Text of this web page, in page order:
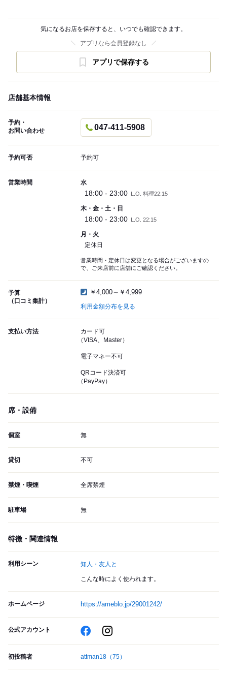
気になるお店を保存すると、いつでも確認できます。
アプリなら会員登録なし
アプリで保存する
店舗基本情報
予約・
お問い合わせ
047-411-5908
予約可否 予約可
営業時間 水
18:00 - 23:00 L.O. 料理22:15
木・金・土・日
18:00 - 23:00 L.O. 22:15
月・火
定休日
営業時間・定休日は変更となる場合がございますの
で、ご来店前に店舗にご確認ください。
予算
（口コミ集計）
￥4,000～￥4,999
利用金額分布を見る
支払い方法
カード可
（VISA、Master）
電子マネー不可
QRコード決済可
（PayPay）
席・設備
個室 無
貸切 不可
禁煙・喫煙 全席禁煙
駐車場 無
特徴・関連情報
利用シーン 知人・友人と
こんな時によく使われます。
ホームページ https://ameblo.jp/29001242/
公式アカウント
初投稿者 attman18 （75）